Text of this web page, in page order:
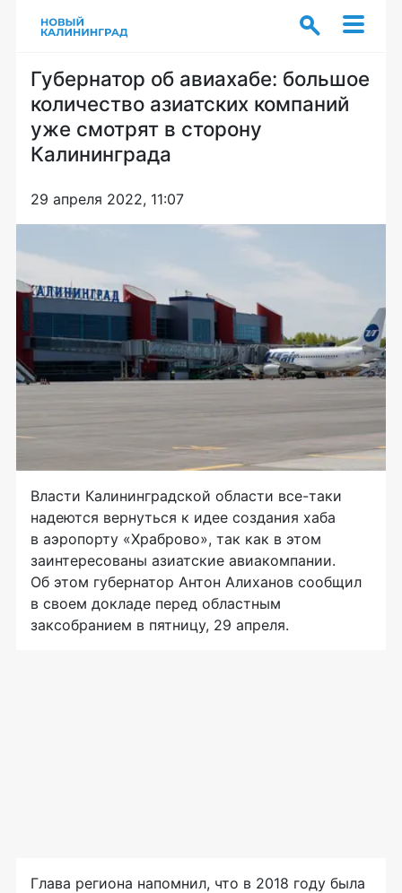
Губернатор об авиахабе: большое
количество азиатских компаний
уже смотрят в сторону
Калининграда
29 апреля 2022, 11:07
Власти Калининградской области все-таки
надеются вернуться к идее создания хаба
в аэропорту «Храброво», так как в этом
заинтересованы азиатские авиакомпании.
Об этом губернатор Антон Алиханов сообщил
в своем докладе перед областным
заксобранием в пятницу, 29 апреля.
Глава региона напомнил, что в 2018 году была